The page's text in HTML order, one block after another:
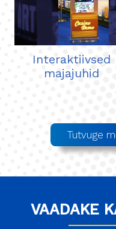
Interaktiivsed
majajuhid
Tutvuge
VAADAKE